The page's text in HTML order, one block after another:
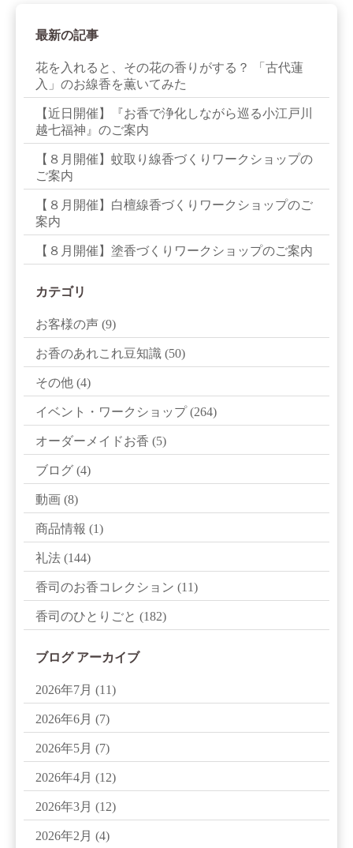
最新の記事
花を入れると、その花の香りがする？ 「古代蓮
入」のお線香を薫いてみた
【近日開催】『お香で浄化しながら巡る小江戸川
越七福神』のご案内
【８月開催】蚊取り線香づくりワークショップの
ご案内
【８月開催】白檀線香づくりワークショップのご
案内
【８月開催】塗香づくりワークショップのご案内
カテゴリ
お客様の声 (9)
お香のあれこれ豆知識 (50)
その他 (4)
イベント・ワークショップ(264)
オーダーメイドお香 (5)
ブログ (4)
動画 (8)
商品情報 (1)
礼法 (144)
香司のお香コレクション (11)
香司のひとりごと (182)
ブログ アーカイブ
2026年7月 (11)
2026年6月 (7)
2026年5月 (7)
2026年4月 (12)
2026年3月 (12)
2026年2月 (4)